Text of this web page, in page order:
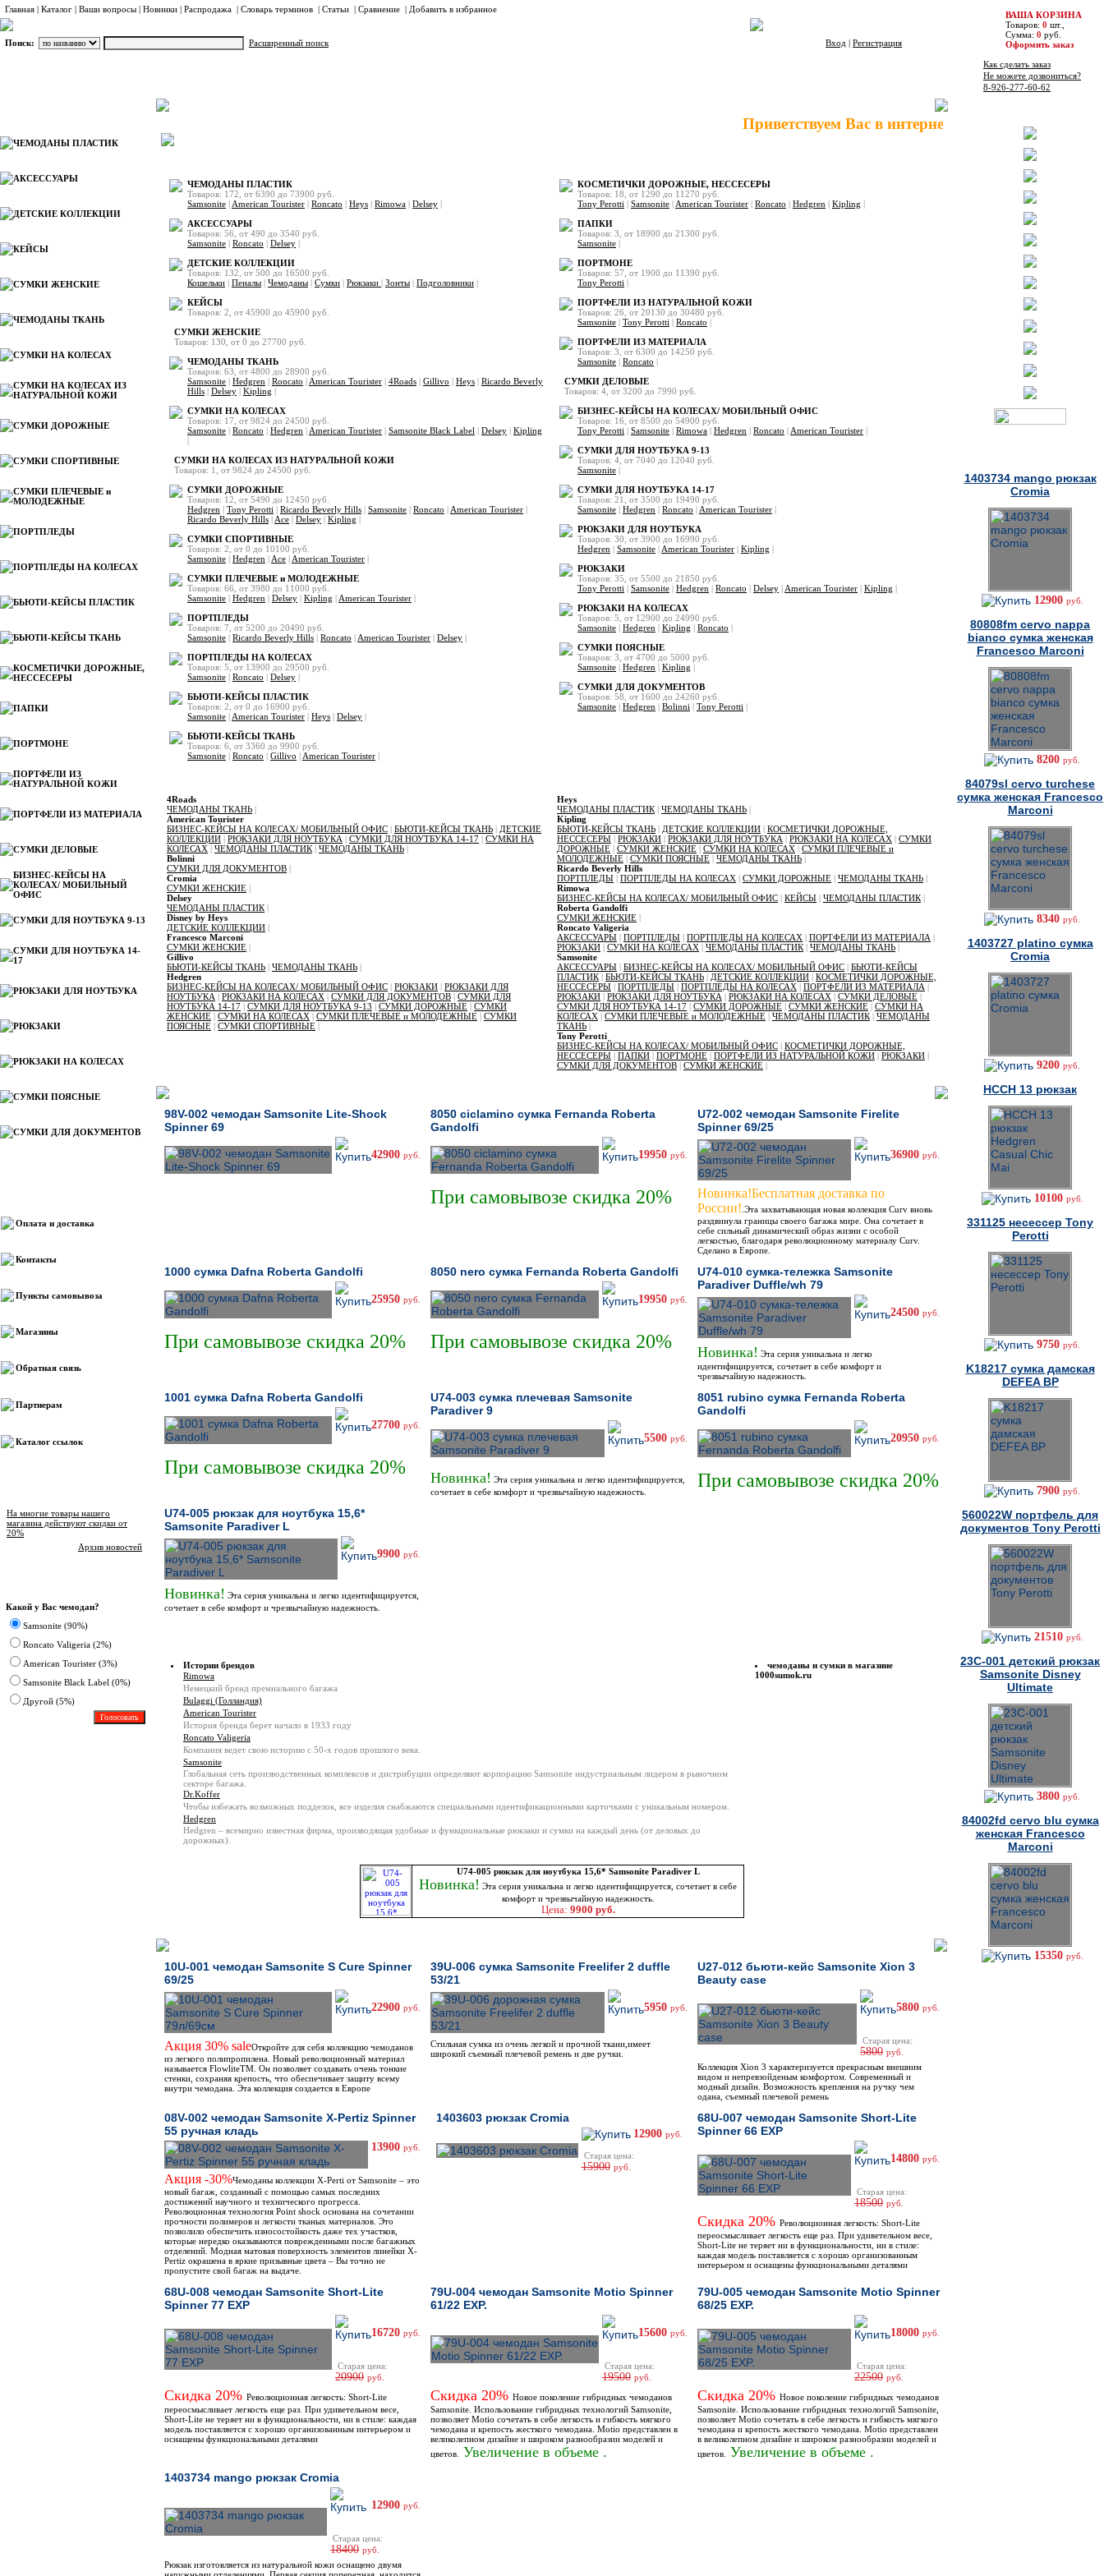
Главная | Каталог | Ваши вопросы | Новинки | Распродажа | Словарь терминов | Статьи | Сравнение | Добавить в избранное
Поиск: Расширенный поиск Вход | Регистрация
ВАША КОРЗИНА
Товаров: 0 шт.,
Сумма: 0 руб.
Оформить заказ
Как сделать заказ
Не можете дозвониться?
8-926-277-60-62
ЧЕМОДАНЫ ПЛАСТИК
АКСЕССУАРЫ
ДЕТСКИЕ КОЛЛЕКЦИИ
КЕЙСЫ
СУМКИ ЖЕНСКИЕ
ЧЕМОДАНЫ ТКАНЬ
СУМКИ НА КОЛЕСАХ
СУМКИ НА КОЛЕСАХ ИЗ
НАТУРАЛЬНОЙ КОЖИ
СУМКИ ДОРОЖНЫЕ
СУМКИ СПОРТИВНЫЕ
СУМКИ ПЛЕЧЕВЫЕ и
МОЛОДЕЖНЫЕ
ПОРТПЛЕДЫ
ПОРТПЛЕДЫ НА КОЛЕСАХ
БЬЮТИ-КЕЙСЫ ПЛАСТИК
БЬЮТИ-КЕЙСЫ ТКАНЬ
КОСМЕТИЧКИ ДОРОЖНЫЕ,
НЕССЕСЕРЫ
ПАПКИ
ПОРТМОНЕ
ПОРТФЕЛИ ИЗ
НАТУРАЛЬНОЙ КОЖИ
ПОРТФЕЛИ ИЗ МАТЕРИАЛА
СУМКИ ДЕЛОВЫЕ
БИЗНЕС-КЕЙСЫ НА
КОЛЕСАХ/ МОБИЛЬНЫЙ
ОФИС
СУМКИ ДЛЯ НОУТБУКА 9-13
СУМКИ ДЛЯ НОУТБУКА 14-
17
РЮКЗАКИ ДЛЯ НОУТБУКА
РЮКЗАКИ
РЮКЗАКИ НА КОЛЕСАХ
СУМКИ ПОЯСНЫЕ
СУМКИ ДЛЯ ДОКУМЕНТОВ
Оплата и доставка
Контакты
Пункты самовывоза
Магазины
Обратная связь
Партнерам
Каталог ссылок
На многие товары нашего
магазина действуют скидки от
20%
Архив новостей
Какой у Вас чемодан?
Samsonite (90%)
Roncato Valigeria (2%)
American Tourister (3%)
Samsonite Black Label (0%)
Другoй (5%)
Приветствуем Вас винтернет-магазине 1000sumok
ЧЕМОДАНЫ ПЛАСТИК
Товаров: 172, от 6390 до 73900 руб.
Samsonite | American Tourister | Roncato | Heys | Rimowa | Delsey |
АКСЕССУАРЫ
Товаров: 56, от 490 до 3540 руб.
Samsonite | Roncato | Delsey |
ДЕТСКИЕ КОЛЛЕКЦИИ
Товаров: 132, от 500 до 16500 руб.
Кошельки | Пеналы | Чемоданы | Сумки | Рюкзаки | Зонты | Подголовники |
КЕЙСЫ
Товаров: 2, от 45900 до 45900 руб.
СУМКИ ЖЕНСКИЕ
Товаров: 130, от 0 до 27700 руб.
ЧЕМОДАНЫ ТКАНЬ
Товаров: 63, от 4800 до 28900 руб.
Samsonite | Hedgren | Roncato | American Tourister | 4Roads | Gillivo | Heys | Ricardo Beverly
Hills | Delsey | Kipling |
СУМКИ НА КОЛЕСАХ
Товаров: 17, от 9824 до 24500 руб.
Samsonite | Roncato | Hedgren | American Tourister | Samsonite Black Label | Delsey | Kipling
|
СУМКИ НА КОЛЕСАХ ИЗ НАТУРАЛЬНОЙ КОЖИ
Товаров: 1, от 9824 до 24500 руб.
СУМКИ ДОРОЖНЫЕ
Товаров: 12, от 5490 до 12450 руб.
Hedgren | Tony Perotti | Ricardo Beverly Hills | Samsonite | Roncato | American Tourister |
Ricardo Beverly Hills | Ace | Delsey | Kipling |
СУМКИ СПОРТИВНЫЕ
Товаров: 2, от 0 до 10100 руб.
Samsonite | Hedgren | Ace | American Tourister |
СУМКИ ПЛЕЧЕВЫЕ и МОЛОДЕЖНЫЕ
Товаров: 66, от 3980 до 11000 руб.
Samsonite | Hedgren | Delsey | Kipling | American Tourister |
ПОРТПЛЕДЫ
Товаров: 7, от 5200 до 20490 руб.
Samsonite | Ricardo Beverly Hills | Roncato | American Tourister | Delsey |
ПОРТПЛЕДЫ НА КОЛЕСАХ
Товаров: 5, от 13900 до 29500 руб.
Samsonite | Roncato | Delsey |
БЬЮТИ-КЕЙСЫ ПЛАСТИК
Товаров: 2, от 0 до 16900 руб.
Samsonite | American Tourister | Heys | Delsey |
БЬЮТИ-КЕЙСЫ ТКАНЬ
Товаров: 6, от 3360 до 9900 руб.
Samsonite | Roncato | Gillivo | American Tourister |
КОСМЕТИЧКИ ДОРОЖНЫЕ, НЕССЕСЕРЫ
Товаров: 18, от 1290 до 11270 руб.
Tony Perotti | Samsonite | American Tourister | Roncato | Hedgren | Kipling |
ПАПКИ
Товаров: 3, от 18900 до 21300 руб.
Samsonite |
ПОРТМОНЕ
Товаров: 57, от 1900 до 11390 руб.
Tony Perotti |
ПОРТФЕЛИ ИЗ НАТУРАЛЬНОЙ КОЖИ
Товаров: 26, от 20130 до 30480 руб.
Samsonite | Tony Perotti | Roncato |
ПОРТФЕЛИ ИЗ МАТЕРИАЛА
Товаров: 3, от 6300 до 14250 руб.
Samsonite | Roncato |
СУМКИ ДЕЛОВЫЕ
Товаров: 4, от 3200 до 7990 руб.
БИЗНЕС-КЕЙСЫ НА КОЛЕСАХ/ МОБИЛЬНЫЙ ОФИС
Товаров: 16, от 8500 до 54900 руб.
Tony Perotti | Samsonite | Rimowa | Hedgren | Roncato | American Tourister |
СУМКИ ДЛЯ НОУТБУКА 9-13
Товаров: 4, от 7040 до 12040 руб.
Samsonite |
СУМКИ ДЛЯ НОУТБУКА 14-17
Товаров: 21, от 3500 до 19490 руб.
Samsonite | Hedgren | Roncato | American Tourister |
РЮКЗАКИ ДЛЯ НОУТБУКА
Товаров: 30, от 3900 до 16990 руб.
Hedgren | Samsonite | American Tourister | Kipling |
РЮКЗАКИ
Товаров: 35, от 5500 до 21850 руб.
Tony Perotti | Samsonite | Hedgren | Roncato | Delsey | American Tourister | Kipling |
РЮКЗАКИ НА КОЛЕСАХ
Товаров: 5, от 12900 до 24990 руб.
Samsonite | Hedgren | Kipling | Roncato |
СУМКИ ПОЯСНЫЕ
Товаров: 3, от 4700 до 5000 руб.
Samsonite | Hedgren | Kipling |
СУМКИ ДЛЯ ДОКУМЕНТОВ
Товаров: 58, от 1600 до 24260 руб.
Samsonite | Hedgren | Bolinni | Tony Perotti |
4Roads
ЧЕМОДАНЫ ТКАНЬ |
American Tourister
БИЗНЕС-КЕЙСЫ НА КОЛЕСАХ/ МОБИЛЬНЫЙ ОФИС | БЬЮТИ-КЕЙСЫ ТКАНЬ | ДЕТСКИЕ
КОЛЛЕКЦИИ | РЮКЗАКИ ДЛЯ НОУТБУКА | СУМКИ ДЛЯ НОУТБУКА 14-17 | СУМКИ НА
КОЛЕСАХ | ЧЕМОДАНЫ ПЛАСТИК | ЧЕМОДАНЫ ТКАНЬ |
Bolinni
СУМКИ ДЛЯ ДОКУМЕНТОВ |
Cromia
СУМКИ ЖЕНСКИЕ |
Delsey
ЧЕМОДАНЫ ПЛАСТИК |
Disney by Heys
ДЕТСКИЕ КОЛЛЕКЦИИ |
Francesco Marconi
СУМКИ ЖЕНСКИЕ |
Gillivo
БЬЮТИ-КЕЙСЫ ТКАНЬ | ЧЕМОДАНЫ ТКАНЬ |
Hedgren
БИЗНЕС-КЕЙСЫ НА КОЛЕСАХ/ МОБИЛЬНЫЙ ОФИС | РЮКЗАКИ | РЮКЗАКИ ДЛЯ
НОУТБУКА | РЮКЗАКИ НА КОЛЕСАХ | СУМКИ ДЛЯ ДОКУМЕНТОВ | СУМКИ ДЛЯ
НОУТБУКА 14-17 | СУМКИ ДЛЯ НОУТБУКА 9-13 | СУМКИ ДОРОЖНЫЕ | СУМКИ
ЖЕНСКИЕ | СУМКИ НА КОЛЕСАХ | СУМКИ ПЛЕЧЕВЫЕ и МОЛОДЕЖНЫЕ | СУМКИ
ПОЯСНЫЕ | СУМКИ СПОРТИВНЫЕ |
Heys
ЧЕМОДАНЫ ПЛАСТИК | ЧЕМОДАНЫ ТКАНЬ |
Kipling
БЬЮТИ-КЕЙСЫ ТКАНЬ | ДЕТСКИЕ КОЛЛЕКЦИИ | КОСМЕТИЧКИ ДОРОЖНЫЕ,
НЕССЕСЕРЫ | РЮКЗАКИ | РЮКЗАКИ ДЛЯ НОУТБУКА | РЮКЗАКИ НА КОЛЕСАХ | СУМКИ
ДОРОЖНЫЕ | СУМКИ ЖЕНСКИЕ | СУМКИ НА КОЛЕСАХ | СУМКИ ПЛЕЧЕВЫЕ и
МОЛОДЕЖНЫЕ | СУМКИ ПОЯСНЫЕ | ЧЕМОДАНЫ ТКАНЬ |
Ricardo Beverly Hills
ПОРТПЛЕДЫ | ПОРТПЛЕДЫ НА КОЛЕСАХ | СУМКИ ДОРОЖНЫЕ | ЧЕМОДАНЫ ТКАНЬ |
Rimowa
БИЗНЕС-КЕЙСЫ НА КОЛЕСАХ/ МОБИЛЬНЫЙ ОФИС | КЕЙСЫ | ЧЕМОДАНЫ ПЛАСТИК |
Roberta Gandolfi
СУМКИ ЖЕНСКИЕ |
Roncato Valigeria
АКСЕССУАРЫ | ПОРТПЛЕДЫ | ПОРТПЛЕДЫ НА КОЛЕСАХ | ПОРТФЕЛИ ИЗ МАТЕРИАЛА |
РЮКЗАКИ | СУМКИ НА КОЛЕСАХ | ЧЕМОДАНЫ ПЛАСТИК | ЧЕМОДАНЫ ТКАНЬ |
Samsonite
АКСЕССУАРЫ | БИЗНЕС-КЕЙСЫ НА КОЛЕСАХ/ МОБИЛЬНЫЙ ОФИС | БЬЮТИ-КЕЙСЫ
ПЛАСТИК | БЬЮТИ-КЕЙСЫ ТКАНЬ | ДЕТСКИЕ КОЛЛЕКЦИИ | КОСМЕТИЧКИ ДОРОЖНЫЕ,
НЕССЕСЕРЫ | ПОРТПЛЕДЫ | ПОРТПЛЕДЫ НА КОЛЕСАХ | ПОРТФЕЛИ ИЗ МАТЕРИАЛА |
РЮКЗАКИ | РЮКЗАКИ ДЛЯ НОУТБУКА | РЮКЗАКИ НА КОЛЕСАХ | СУМКИ ДЕЛОВЫЕ |
СУМКИ ДЛЯ НОУТБУКА 14-17 | СУМКИ ДОРОЖНЫЕ | СУМКИ ЖЕНСКИЕ | СУМКИ НА
КОЛЕСАХ | СУМКИ ПЛЕЧЕВЫЕ и МОЛОДЕЖНЫЕ | ЧЕМОДАНЫ ПЛАСТИК | ЧЕМОДАНЫ
ТКАНЬ |
Tony Perotti
БИЗНЕС-КЕЙСЫ НА КОЛЕСАХ/ МОБИЛЬНЫЙ ОФИС | КОСМЕТИЧКИ ДОРОЖНЫЕ,
НЕССЕСЕРЫ | ПАПКИ | ПОРТМОНЕ | ПОРТФЕЛИ ИЗ НАТУРАЛЬНОЙ КОЖИ | РЮКЗАКИ |
СУМКИ ДЛЯ ДОКУМЕНТОВ | СУМКИ ЖЕНСКИЕ |
98V-002 чемодан Samsonite Lite-Shock
Spinner 69
42900 руб.
8050 ciclamino сумка Fernanda Roberta
Gandolfi
19950 руб.
При самовывозе скидка 20%
U72-002 чемодан Samsonite Firelite
Spinner 69/25
36900 руб.
Новинка!Бесплатная доставка по
России! .Эта захватывающая новая коллекция Curv вновь
раздвинула границы своего багажа мире. Она сочетает в
себе сильный динамический образ жизни с особой
легкостью, благодаря революционному материалу Curv.
Сделано в Европе.
1000 сумка Dafna Roberta Gandolfi
25950 руб.
При самовывозе скидка 20%
8050 nero сумка Fernanda Roberta Gandolfi
19950 руб.
При самовывозе скидка 20%
U74-010 сумка-тележка Samsonite
Paradiver Duffle/wh 79
24500 руб.
Новинка! Эта серия уникальна и легко
идентифицируется, сочетает в себе комфорт и
чрезвычайную надежность.
1001 сумка Dafna Roberta Gandolfi
27700 руб.
При самовывозе скидка 20%
U74-003 сумка плечевая Samsonite
Paradiver 9
5500 руб.
Новинка! Эта серия уникальна и легко идентифицируется,
сочетает в себе комфорт и чрезвычайную надежность.
8051 rubino сумка Fernanda Roberta
Gandolfi
20950 руб.
При самовывозе скидка 20%
U74-005 рюкзак для ноутбука 15,6*
Samsonite Paradiver L
9900 руб.
Новинка! Эта серия уникальна и легко идентифицируется,
сочетает в себе комфорт и чрезвычайную надежность.
Истории брендов
Rimowa
Немецкий бренд премиального багажа
Bulaggi (Голландия)
American Tourister
История бренда берет начало в 1933 году
Roncato Valigeria
Компания ведет свою историю с 50-х годов прошлого века.
Samsonite
Глобальная сеть производственных комплексов и дистрибуции определяют корпорацию Samsonite индустриальным лидером в рыночном
секторе багажа.
Dr.Koffer
Чтобы избежать возможных подделок, все изделия снабжаются специальными идентификационными карточками с уникальным номером.
Hedgren
Hedgren – всемирно известная фирма, производящая удобные и функциональные рюкзаки и сумки на каждый день (от деловых до
дорожных).
чемоданы и сумки в магазине
1000sumok.ru
U74-005 рюкзак для ноутбука 15,6* Samsonite Paradiver L
Новинка! Эта серия уникальна и легко идентифицируется, сочетает в себе
комфорт и чрезвычайную надежность.
Цена: 9900 руб.
10U-001 чемодан Samsonite S Cure Spinner
69/25
22900 руб.
Акция 30% saleОткройте для себя коллекцию чемоданов
из легкого полипропилена. Новый революционный материал
называется FlowliteTM. Он позволяет создавать очень тонкие
стенки, сохраняя крепость, что обеспечивает защиту всему
внутри чемодана. Эта коллекция создается в Европе
39U-006 сумка Samsonite Freelifer 2 duffle
53/21
5950 руб.
Стильная сумка из очень легкой и прочной ткани,имеет
широкий съемный плечевой ремень и две ручки.
U27-012 бьюти-кейс Samsonite Xion 3
Beauty case
5800 руб.
Старая цена:
5800 руб.
Коллекция Xion 3 характеризуется прекрасным внешним
видом и непревзойденым комфортом. Современный и
модный дизайн. Возможность крепления на ручку чем
одана, съемный плечевой ремень
08V-002 чемодан Samsonite X-Pertiz Spinner
55 ручная кладь
13900 руб.
Акция -30%Чемоданы коллекции X-Perti от Samsonite – это
новый багаж, созданный с помощью самых последних
достижений научного и технического прогресса.
Революционная технология Point shock основана на сочетании
прочности полимеров и легкости тканых материалов. Это
позволило обеспечить износостойкость даже тех участков,
которые нередко оказываются поврежденными после багажных
отделений. Модная матовая поверхность элементов линейки X-
Pertiz окрашена в яркие призывные цвета – Вы точно не
пропустите свой багаж на выдаче.
1403603 рюкзак Cromia
12900 руб.
Старая цена:
15900 руб.
68U-007 чемодан Samsonite Short-Lite
Spinner 66 EXP
14800 руб.
Старая цена:
18500 руб.
Скидка 20% Революционная легкость: Short-Lite
переосмысливает легкость еще раз. При удиветельном весе,
Short-Lite не теряет ни в функциональности, ни в стиле:
каждая модель поставляется с хорошо организованным
интерьером и оснащены функциональными деталями
68U-008 чемодан Samsonite Short-Lite
Spinner 77 EXP
16720 руб.
Старая цена:
20900 руб.
Скидка 20% Революционная легкость: Short-Lite
переосмысливает легкость еще раз. При удиветельном весе,
Short-Lite не теряет ни в функциональности, ни в стиле: каждая
модель поставляется с хорошо организованным интерьером и
оснащены функциональными деталями
79U-004 чемодан Samsonite Motio Spinner
61/22 EXP.
15600 руб.
Старая цена:
19500 руб.
Скидка 20% Новое поколение гибридных чемоданов
Samsonite. Использование гибридных технологий Samsonite,
позволяет Motio сочетать в себе легкость и гибкость мягкого
чемодана и крепость жесткого чемодана. Motio представлен в
великолепном дизайне и широком разнообразии моделей и
цветов.
Увеличение в объеме .
79U-005 чемодан Samsonite Motio Spinner
68/25 EXP.
18000 руб.
Старая цена:
22500 руб.
Скидка 20% Новое поколение гибридных чемоданов
Samsonite. Использование гибридных технологий Samsonite,
позволяет Motio сочетать в себе легкость и гибкость мягкого
чемодана и крепость жесткого чемодана. Motio представлен
в великолепном дизайне и широком разнообразии моделей и
цветов.
Увеличение в объеме .
1403734 mango рюкзак Cromia
12900 руб.
Старая цена:
18400 руб.
Рюкзак изготовляется из натуральной кожи оснащено двумя
1403734 mango рюкзак
Cromia
12900 руб.
80808fm cervo nappa
bianco сумка женская
Francesco Marconi
8200 руб.
84079sl cervo turchese
сумка женская Francesco
Marconi
8340 руб.
1403727 platino сумка
Cromia
9200 руб.
HCCH 13 рюкзак
10100 руб.
331125 несессер Tony
Perotti
9750 руб.
K18217 cумка дамская
DEFEA BP
7900 руб.
560022W портфель для
документов Tony Perotti
21510 руб.
23C-001 детский рюкзак
Samsonite Disney
Ultimate
3800 руб.
84002fd cervo blu сумка
женская Francesco
Marconi
15350 руб.